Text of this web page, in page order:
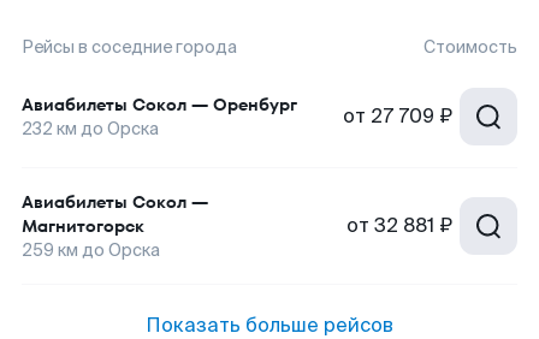
Рейсы в соседние города Стоимость
Авиабилеты Сокол — Оренбург
232 км до Орска от 27 709 ₽
Авиабилеты Сокол —
Магнитогорск
259 км до Орска
от 32 881 ₽
Показать больше рейсов